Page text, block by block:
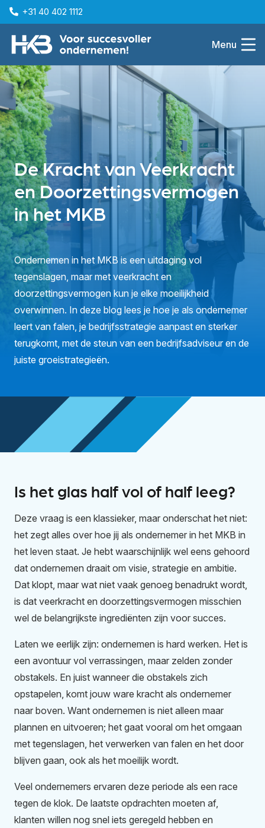
+31 40 402 1112
Menu
De Kracht van Veerkracht
en Doorzettingsvermogen
in het MKB
Ondernemen in het MKB is een uitdaging vol
tegenslagen, maar met veerkracht en
doorzettingsvermogen kun je elke moeilijkheid
overwinnen. In deze blog lees je hoe je als ondernemer
leert van falen, je bedrijfsstrategie aanpast en sterker
terugkomt, met de steun van een bedrijfsadviseur en de
juiste groeistrategieën.
Is het glas half vol of half leeg?
Deze vraag is een klassieker, maar onderschat het niet:
het zegt alles over hoe jij als ondernemer in het MKB in
het leven staat. Je hebt waarschijnlijk wel eens gehoord
dat ondernemen draait om visie, strategie en ambitie.
Dat klopt, maar wat niet vaak genoeg benadrukt wordt,
is dat veerkracht en doorzettingsvermogen misschien
wel de belangrijkste ingrediënten zijn voor succes.
Laten we eerlijk zijn: ondernemen is hard werken. Het is
een avontuur vol verrassingen, maar zelden zonder
obstakels. En juist wanneer die obstakels zich
opstapelen, komt jouw ware kracht als ondernemer
naar boven. Want ondernemen is niet alleen maar
plannen en uitvoeren; het gaat vooral om het omgaan
met tegenslagen, het verwerken van falen en het door
blijven gaan, ook als het moeilijk wordt.
Veel ondernemers ervaren deze periode als een race
tegen de klok. De laatste opdrachten moeten af,
klanten willen nog snel iets geregeld hebben en